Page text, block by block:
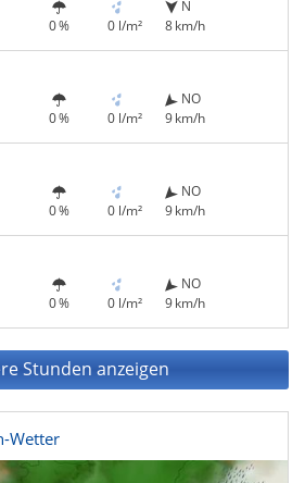
0 % 0 l/m²
N
8 km/h
0 % 0 l/m²
NO
9 km/h
0 % 0 l/m²
NO
9 km/h
0 % 0 l/m²
NO
9 km/h
Stunden anzeigen
Wetter